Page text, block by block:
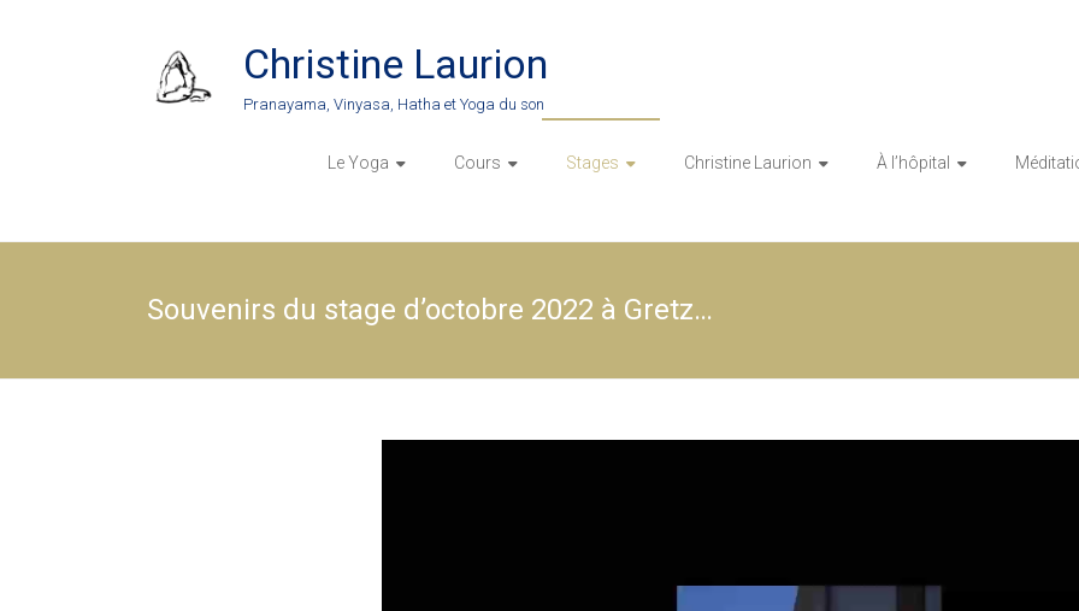
Christine Laurion
Pranayama, Vinyasa, Hatha et Yoga du son
Le Yoga Cours Stages Christine Laurion À l’hôpital
Souvenirs du stage d’octobre 2022 à Gretz…